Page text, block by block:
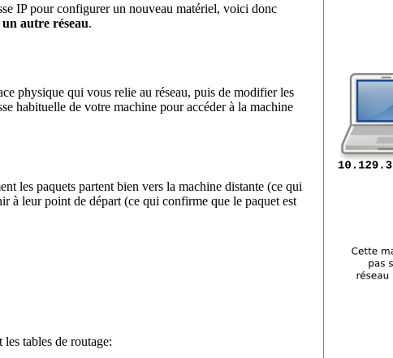
IP pour configurer un nouveau matériel, voici donc
autre réseau.
physique qui vous relie au réseau, puis de modifier les
habituelle de votre machine pour accéder à la machine
les paquets partent bien vers la machine distante (ce qui
à leur point de départ (ce qui confirme que le paquet est
tables de routage: